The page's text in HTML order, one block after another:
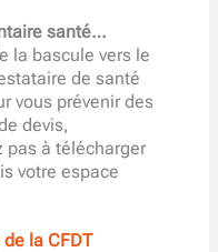
santé…
la bascule vers le
de santé
vous prévenir des
devis,
pas à télécharger
votre espace
la CFDT